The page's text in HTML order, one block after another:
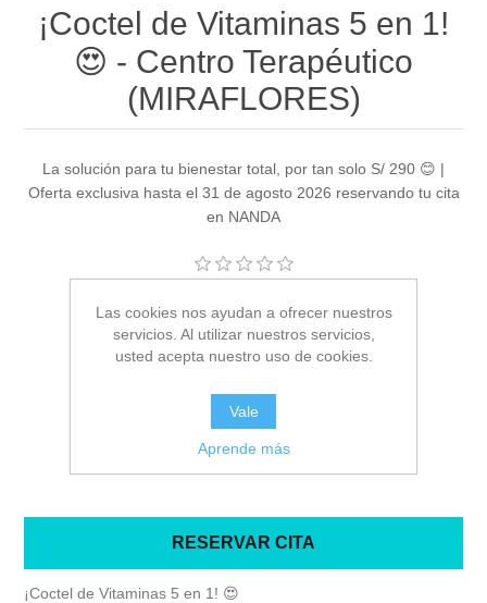
¡Coctel de Vitaminas 5 en 1!
😍 - Centro Terapéutico
(MIRAFLORES)
La solución para tu bienestar total, por tan solo S/ 290 😊 |
Oferta exclusiva hasta el 31 de agosto 2026 reservando tu cita
en NANDA
Fabricante: Miraflores - Lima
Precio antiguo:
Precio: S/290.00
RESERVAR CITA
¡Coctel de Vitaminas 5 en 1! 😍
Las cookies nos ayudan a ofrecer nuestros
servicios. Al utilizar nuestros servicios,
usted acepta nuestro uso de cookies.
Vale
Aprende más